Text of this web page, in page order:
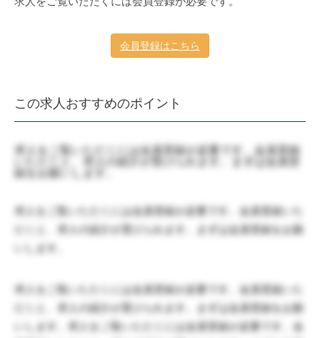
会員登録はこちら
この求人おすすめのポイント
求人をご覧いただくには会員登録が必要です。会員登録
録をお願いします。
求人をご覧いただくには会員登録が必要です。会員登録いた
だくと、求人の紹介が受けられます。まずは会員登録をお願
いします。
求人をご覧いただくには会員登録が必要です。会員登録いた
だくと、求人の紹介が受けられます。まずは会員登録をお願
いします。求人をご覧いただくには会員登録が必要です。会